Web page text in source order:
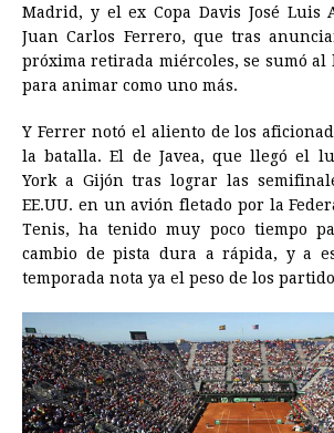
Madrid, y el ex Copa Davis José Luis
Juan Carlos Ferrero, que tras
próxima retirada miércoles, se sumó al
para animar como uno más.
Y Ferrer notó el aliento de los
la batalla. El de Javea, que llegó el
York a Gijón tras lograr las
EE.UU. en un avión fletado por la
Tenis, ha tenido muy poco tiempo
cambio de pista dura a rápida, y a
temporada nota ya el peso de los